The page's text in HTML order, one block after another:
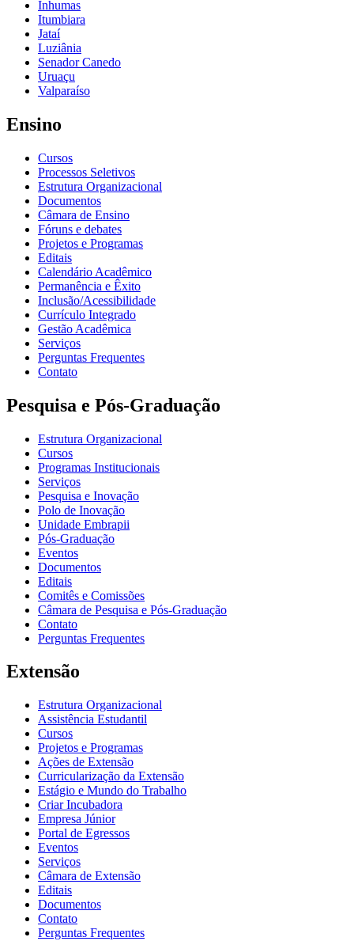
Inhumas
Itumbiara
Jataí
Luziânia
Senador Canedo
Uruaçu
Valparaíso
Ensino
Cursos
Processos Seletivos
Estrutura Organizacional
Documentos
Câmara de Ensino
Fóruns e debates
Projetos e Programas
Editais
Calendário Acadêmico
Permanência e Êxito
Inclusão/Acessibilidade
Currículo Integrado
Gestão Acadêmica
Serviços
Perguntas Frequentes
Contato
Pesquisa e Pós-Graduação
Estrutura Organizacional
Cursos
Programas Institucionais
Serviços
Pesquisa e Inovação
Polo de Inovação
Unidade Embrapii
Pós-Graduação
Eventos
Documentos
Editais
Comitês e Comissões
Câmara de Pesquisa e Pós-Graduação
Contato
Perguntas Frequentes
Extensão
Estrutura Organizacional
Assistência Estudantil
Cursos
Projetos e Programas
Ações de Extensão
Curricularização da Extensão
Estágio e Mundo do Trabalho
Criar Incubadora
Empresa Júnior
Portal de Egressos
Eventos
Serviços
Câmara de Extensão
Editais
Documentos
Contato
Perguntas Frequentes